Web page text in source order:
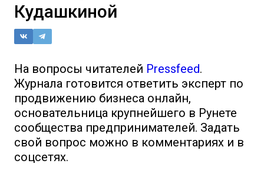
Кудашкиной
На вопросы читателей Pressfeed.
Журнала готовится ответить эксперт по
продвижению бизнеса онлайн,
основательница крупнейшего в Рунете
сообщества предпринимателей. Задать
свой вопрос можно в комментариях и в
соцсетях.